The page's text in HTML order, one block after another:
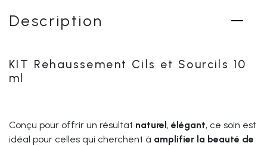
Description
KIT Rehaussement Cils et Sourcils 10
ml
Conçu pour offrir un résultat naturel, élégant, ce soin est
idéal pour celles qui cherchent à amplifier la beauté de